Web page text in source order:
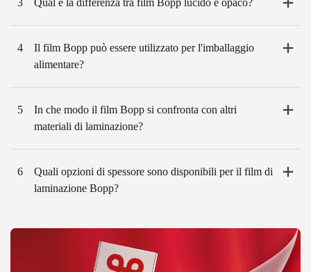
4
Il film Bopp può essere utilizzato per l'imballaggio
alimentare?
5
In che modo il film Bopp si confronta con altri
materiali di laminazione?
6
Quali opzioni di spessore sono disponibili per il film di
laminazione Bopp?